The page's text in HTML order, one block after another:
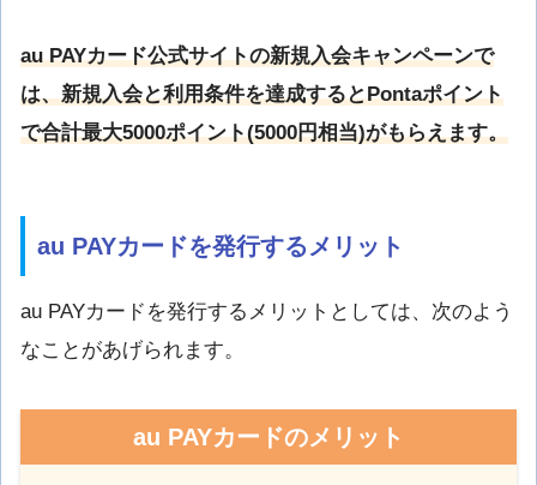
au PAYカード公式サイトの新規入会キャンペーンで
は、新規入会と利用条件を達成するとPontaポイント
で合計最大5000ポイント(5000円相当)がもらえます。
au PAYカードを発行するメリット
au PAYカードを発行するメリットとしては、次のよう
なことがあげられます。
au PAYカードのメリット